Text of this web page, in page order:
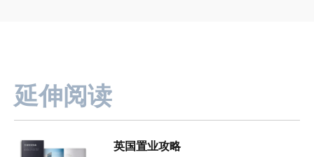
延伸阅读
英国置业攻略